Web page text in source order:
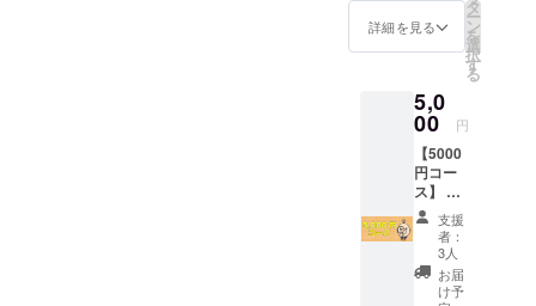
感謝の
メール
前掲載
＜希望
者のみ
＞ ◆七
福カ
レーめ
ん×ゆき
とのく
んLINE
スタン
プ＜ご
詳細を見る
タ
ー
ン
を
選
択
す
る
5,0
00 円
【5000
円コー
ス】 ◆
感謝の
メール
◆SNS
にお名
前掲載
支援
者：
3人
お届
け予